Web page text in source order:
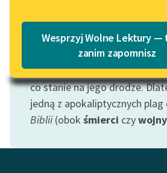
Lektury szkolne i klasyka
literatury do słuchania dla
uczennic i uczniów z
niepełnosprawnościami
E-kolekcja lektur
słuchania dla uczennic i
Wesprzyj Wolne Lektury —
zanim zapomnisz
ma oblicze dwoiste: jest
ciepło i organizując domowe
wymknąwszy się spod kontroli
przynosi zniszczenie,
co stanie na jego drodze.
jedną z apokaliptycznych
Biblii(obok śmierci czywojny